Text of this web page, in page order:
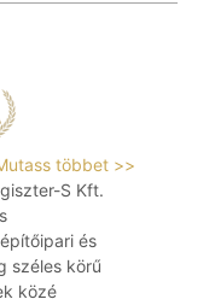
többet >>
S Kft.
és
széles körű
közé